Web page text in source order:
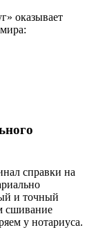
оказывает
справки на
и точный
сшивание
у нотариуса.